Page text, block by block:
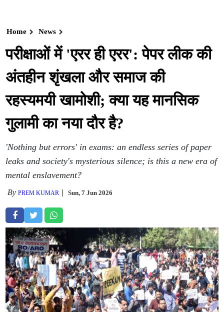
Home News
परीक्षाओं में 'एरर ही एरर': पेपर लीक की
अंतहीन शृंखला और समाज की
रहस्यमयी खामोशी; क्या यह मानसिक
गुलामी का नया दौर है?
'Nothing but errors' in exams: an endless series of paper
leaks and society's mysterious silence; is this a new era of
mental enslavement?
ByPREM KUMAR Sun, 7 Jun 2026